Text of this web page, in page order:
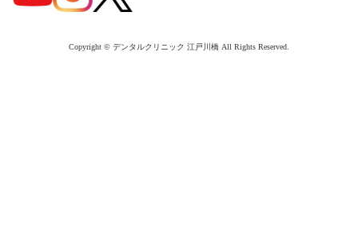
Copyright © デンタルクリニック 江戸川橋 All Rights Reserved.